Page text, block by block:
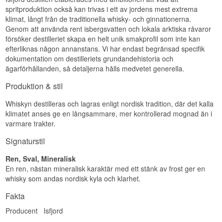
Visste du att?
Medan de flesta torvrökt single malts enbart
använder skotsk torvrökt malt, kombinerar Isfjord
#2 denna med grönländskt isbergsvatten och
lagring på nya amerikanska ekfat — en ovanlig
kombination även i ett globalt perspektiv.
Se hela vårt sortiment avIsfjord Whisky
Whisky
Region/Land: Arktis / Grönland
Typ: Single Malt Whisky
ABV: 42%
Storlek: 50 CL
Edition: Premium Arctic #1
Smakprofil
Arktisk · Frisk · Single malt · Nordisk
Isfjord är uppkallad efter den berömda Isfjorden
(Ilulissat Icefjord) på Grönlands västkust – ett
spritproduktion också kan trivas i ett av jordens mest extrema
klimat, långt från de traditionella whisky- och ginnationerna.
Genom att använda rent isbergsvatten och lokala arktiska råvaror
försöker destilleriet skapa en helt unik smakprofil som inte kan
efterliknas någon annanstans. Vi har endast begränsad specifik
dokumentation om destilleriets grundandehistoria och
ägarförhållanden, så detaljerna hålls medvetet generella.
Produktion & stil
Whiskyn destilleras och lagras enligt nordisk tradition, där det kalla
klimatet anses ge en långsammare, mer kontrollerad mognad än i
varmare trakter.
Signaturstil
Ren, Sval, Mineralisk
En ren, nästan mineralisk karaktär med ett stänk av frost ger en
whisky som andas nordisk kyla och klarhet.
Fakta
Producent
Isfjord